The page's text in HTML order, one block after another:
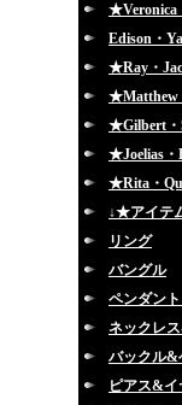
★Veronica
Edison・
★Ray・
★Matthew
★Gilbert・
★Joelias・
★Rita・
↓★アイテ
リング
バングル
ペンダン
ネックレ
バックル&
ピアス&